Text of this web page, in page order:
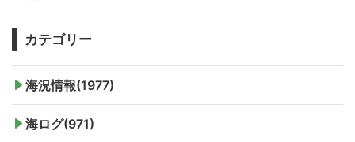
カテゴリー
海況情報(1977)
海ログ(971)